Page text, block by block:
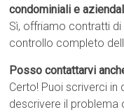
condominiali e
Sì, offriamo contratti
controllo completo
Posso contattarvi
Certo! Puoi scriverci
descrivere il problema